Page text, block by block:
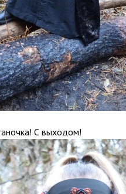
С выходом!